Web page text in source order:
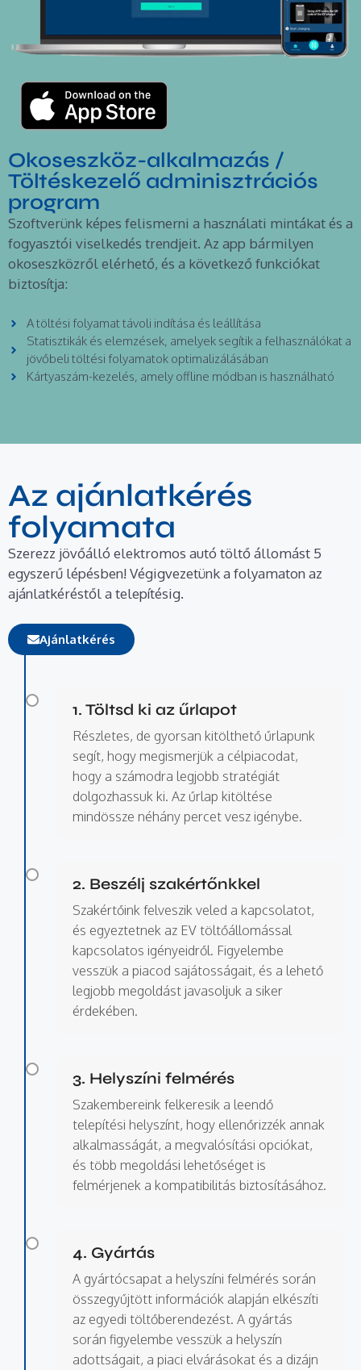
Okoseszköz-alkalmazás /
Töltéskezelő adminisztrációs
program
Szoftverünk képes felismerni a használati mintákat és a
fogyasztói viselkedés trendjeit. Az app bármilyen
okoseszközről elérhető, és a következő funkciókat
biztosítja:
A töltési folyamat távoli indítása és leállítása
Statisztikák és elemzések, amelyek segítik a felhasználókat a
jövőbeli töltési folyamatok optimalizálásában
Kártyaszám-kezelés, amely offline módban is használható
Az ajánlatkérés
folyamata
Szerezz jövőálló elektromos autó töltő állomást 5
egyszerű lépésben! Végigvezetünk a folyamaton az
ajánlatkéréstől a telepítésig.
Ajánlatkérés
1. Töltsd ki az űrlapot
Részletes, de gyorsan kitölthető űrlapunk
segít, hogy megismerjük a célpiacodat,
hogy a számodra legjobb stratégiát
dolgozhassuk ki. Az űrlap kitöltése
mindössze néhány percet vesz igénybe.
2. Beszélj szakértőnkkel
Szakértőink felveszik veled a kapcsolatot,
és egyeztetnek az EV töltőállomással
kapcsolatos igényeidről. Figyelembe
vesszük a piacod sajátosságait, és a lehető
legjobb megoldást javasoljuk a siker
érdekében.
3. Helyszíni felmérés
Szakembereink felkeresik a leendő
telepítési helyszínt, hogy ellenőrizzék annak
alkalmasságát, a megvalósítási opciókat,
és több megoldási lehetőséget is
felmérjenek a kompatibilitás biztosításához.
4. Gyártás
A gyártócsapat a helyszíni felmérés során
összegyűjtött információk alapján elkészíti
az egyedi töltőberendezést. A gyártás
során figyelembe vesszük a helyszín
adottságait, a piaci elvárásokat és a dizájn